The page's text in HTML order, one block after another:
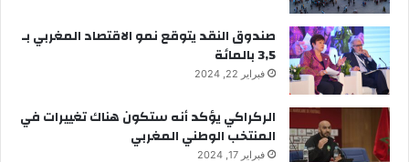
صندوق النقد يتوقع نمو الاقتصاد المغربي بـ
3,5 بالمائة
فبراير 22, 2024
الركراكي يؤكد أنه ستكون هناك تغييرات في
المنتخب الوطني المغربي
فبراير 17, 2024